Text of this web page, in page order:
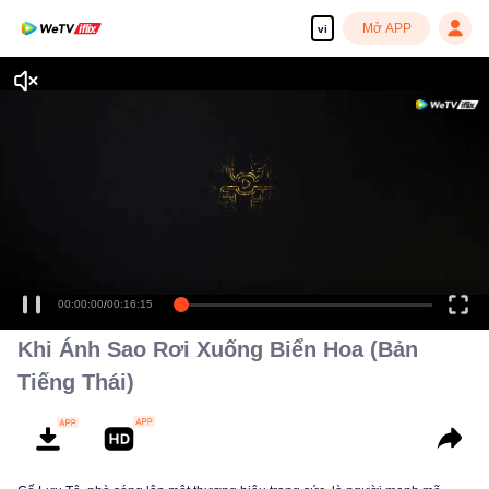
vi Mở APP
00:00:00/00:16:15
Khi Ánh Sao Rơi Xuống Biển Hoa (Bản
Tiếng Thái)